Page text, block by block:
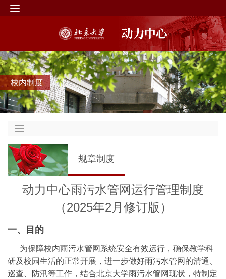
校内制度
规章制度
动力中心雨污水管网运行管理制度
（2025年2月修订版）
一、 目的
为保障校内雨污水管网系统安全有效运行，确保教学科
研及校园生活的正常开展，进一步做好雨污水管网的清通、
巡查、防汛等工作，结合北京大学雨污水管网现状，特制定